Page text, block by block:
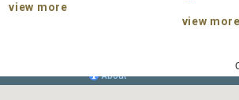
view more
view more